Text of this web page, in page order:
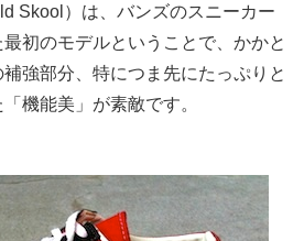
Skool）は、バンズのスニーカー
初のモデルということで、かかと
強部分、特につま先にたっぷりと
機能美」が素敵です。